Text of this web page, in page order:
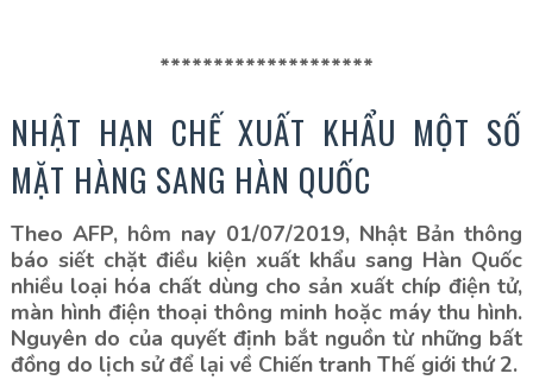
********************
NHẬT HẠN CHẾ XUẤT KHẨU MỘT SỐ
MẶT HÀNG SANG HÀN QUỐC
Theo AFP, hôm nay 01/07/2019, Nhật Bản thông
báo siết chặt điều kiện xuất khẩu sang Hàn Quốc
nhiều loại hóa chất dùng cho sản xuất chíp điện tử,
màn hình điện thoại thông minh hoặc máy thu hình.
Nguyên do của quyết định bắt nguồn từ những bất
đồng do lịch sử để lại về Chiến tranh Thế giới thứ 2.